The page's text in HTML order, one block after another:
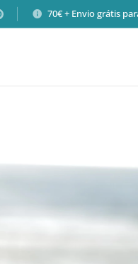
70€ + Envio grátis